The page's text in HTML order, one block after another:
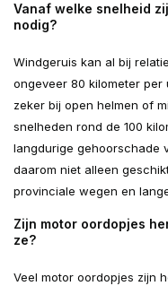
Vanaf welke snelheid
nodig?
Windgeruis kan al bij
ongeveer 80 kilometer per
zeker bij open helmen of
snelheden rond de 100
langdurige gehoorschade
daarom niet alleen
provinciale wegen en
Zijn motor oordopjes
ze?
Veel motor oordopjes zijn